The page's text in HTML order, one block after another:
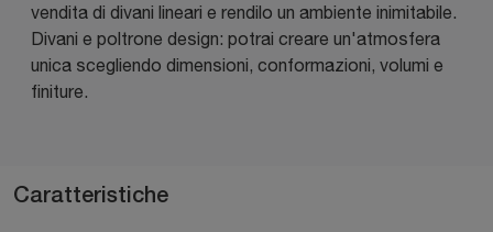
vendita di divani lineari e rendilo un ambiente inimitabile.
Divani e poltrone design: potrai creare un'atmosfera
unica scegliendo dimensioni, conformazioni, volumi e
finiture.
Caratteristiche